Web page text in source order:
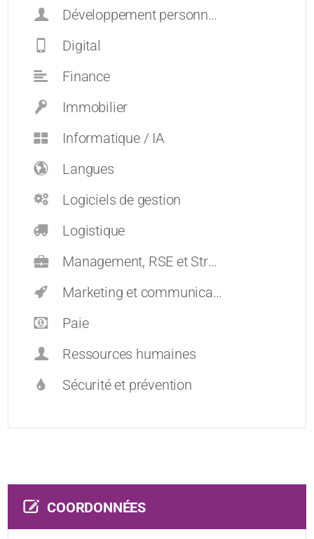
Développement personnel et carrières
Digital
Finance
Immobilier
Informatique / IA
Langues
Logiciels de gestion
Logistique
Management, RSE et Stratégie
Marketing et communication
Paie
Ressources humaines
Sécurité et prévention
COORDONNÉES